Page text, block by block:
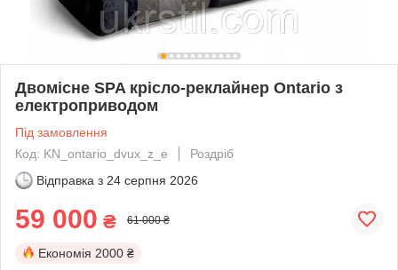
Двомісне SPA крісло-реклайнер Ontario з
електроприводом
Під замовлення
Код: KN_ontario_dvux_z_e
Роздріб
Відправка з 24 серпня 2026
59 000 ₴ 61 000 ₴
Економія 2000 ₴